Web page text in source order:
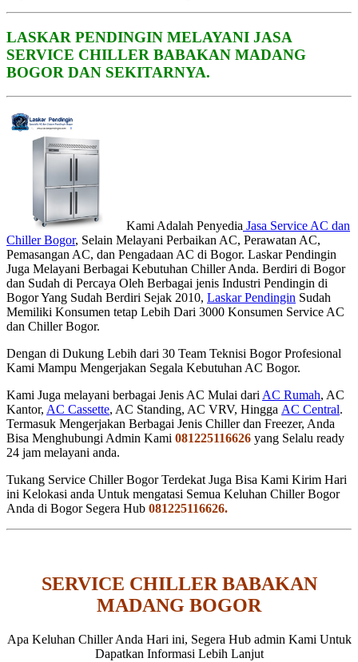
LASKAR PENDINGIN MELAYANI JASA
SERVICE CHILLER BABAKAN MADANG
BOGOR DAN SEKITARNYA.
Kami Adalah Penyedia Jasa Service AC dan
Chiller Bogor, Selain Melayani Perbaikan AC, Perawatan AC,
Pemasangan AC, dan Pengadaan AC di Bogor. Laskar Pendingin
Juga Melayani Berbagai Kebutuhan Chiller Anda. Berdiri di Bogor
dan Sudah di Percaya Oleh Berbagai jenis Industri Pendingin di
Bogor Yang Sudah Berdiri Sejak 2010, Laskar Pendingin Sudah
Memiliki Konsumen tetap Lebih Dari 3000 Konsumen Service AC
dan Chiller Bogor.
Dengan di Dukung Lebih dari 30 Team Teknisi Bogor Profesional
Kami Mampu Mengerjakan Segala Kebutuhan AC Bogor.
Kami Juga melayani berbagai Jenis AC Mulai dariAC Rumah, AC
Kantor, AC Cassette, AC Standing, AC VRV, Hingga AC Central.
Termasuk Mengerjakan Berbagai Jenis Chiller dan Freezer, Anda
Bisa Menghubungi Admin Kami 081225116626 yang Selalu ready
24 jam melayani anda.
Tukang Service Chiller Bogor Terdekat Juga Bisa Kami Kirim Hari
ini Kelokasi anda Untuk mengatasi Semua Keluhan Chiller Bogor
Anda di Bogor Segera Hub 081225116626.
SERVICE CHILLER BABAKAN
MADANG BOGOR
Apa Keluhan Chiller Anda Hari ini, Segera Hub admin Kami Untuk
Dapatkan Informasi Lebih Lanjut